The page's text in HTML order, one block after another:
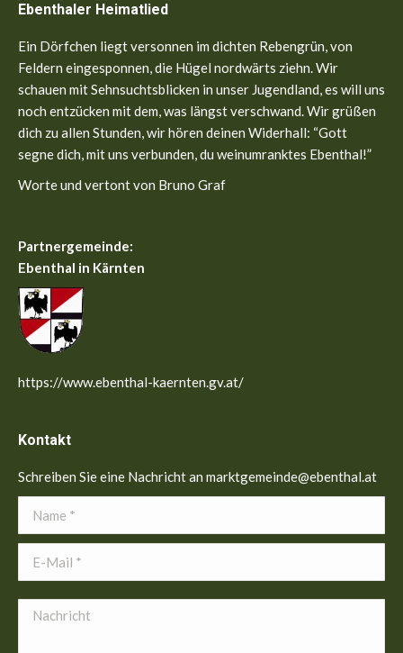
opens
in
new
window
opens
in
new
window
Ebenthaler Heimatlied
Ein Dörfchen liegt versonnen im dichten Rebengrün, von
Feldern eingesponnen, die Hügel nordwärts ziehn. Wir
schauen mit Sehnsuchtsblicken in unser Jugendland, es will uns
noch entzücken mit dem, was längst verschwand. Wir grüßen
dich zu allen Stunden, wir hören deinen Widerhall: “Gott
segne dich, mit uns verbunden, du weinumranktes Ebenthal!”
Worte und vertont von Bruno Graf
Partnergemeinde:
Ebenthal in Kärnten
https://www.ebenthal-kaernten.gv.at/
Kontakt
Schreiben Sie eine Nachricht an marktgemeinde@ebenthal.at
Name *
E-Mail *
Nachricht